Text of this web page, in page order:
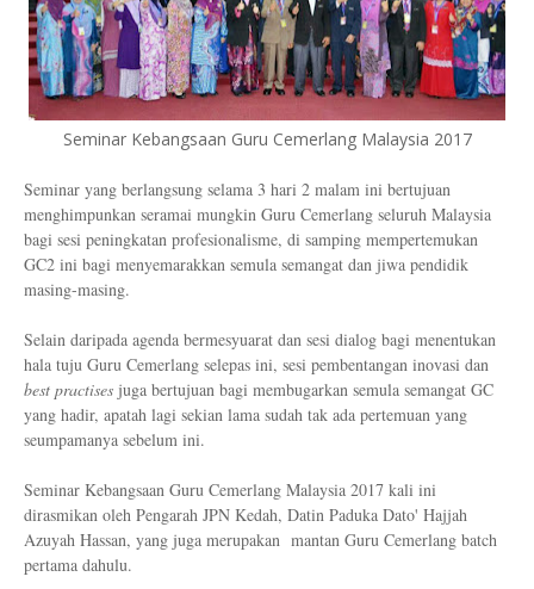
Seminar Kebangsaan Guru Cemerlang Malaysia 2017
Seminar yang berlangsung selama 3 hari 2 malam ini bertujuan
menghimpunkan seramai mungkin Guru Cemerlang seluruh Malaysia
bagi sesi peningkatan profesionalisme, di samping mempertemukan
GC2 ini bagi menyemarakkan semula semangat dan jiwa pendidik
masing-masing.
Selain daripada agenda bermesyuarat dan sesi dialog bagi menentukan
hala tuju Guru Cemerlang selepas ini, sesi pembentangan inovasi dan
best practises juga bertujuan bagi membugarkan semula semangat GC
yang hadir, apatah lagi sekian lama sudah tak ada pertemuan yang
seumpamanya sebelum ini.
Seminar Kebangsaan Guru Cemerlang Malaysia 2017 kali ini
dirasmikan oleh Pengarah JPN Kedah, Datin Paduka Dato' Hajjah
Azuyah Hassan, yang juga merupakan mantan Guru Cemerlang batch
pertama dahulu.